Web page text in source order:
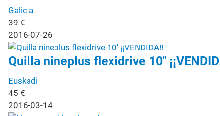
Galicia
39 €
2016-07-26
Quilla nineplus flexidrive 10"
Euskadi
45 €
2016-03-14